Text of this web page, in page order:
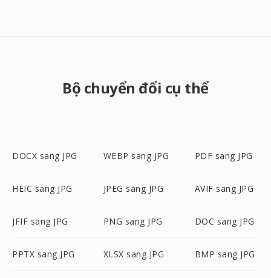
Bộ chuyển đổi cụ thể
DOCX sang JPG WEBP sang JPG PDF sang JPG
HEIC sang JPG JPEG sang JPG AVIF sang JPG
JFIF sang JPG PNG sang JPG DOC sang JPG
PPTX sang JPG XLSX sang JPG BMP sang JPG